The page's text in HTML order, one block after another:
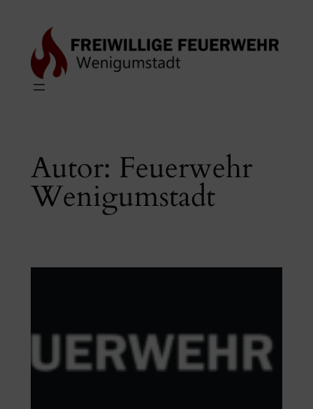
springen
Autor: Feuerwehr
Wenigumstadt